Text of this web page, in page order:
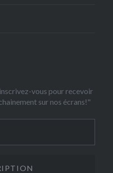
vous pour recevoir
sur nos écrans!"